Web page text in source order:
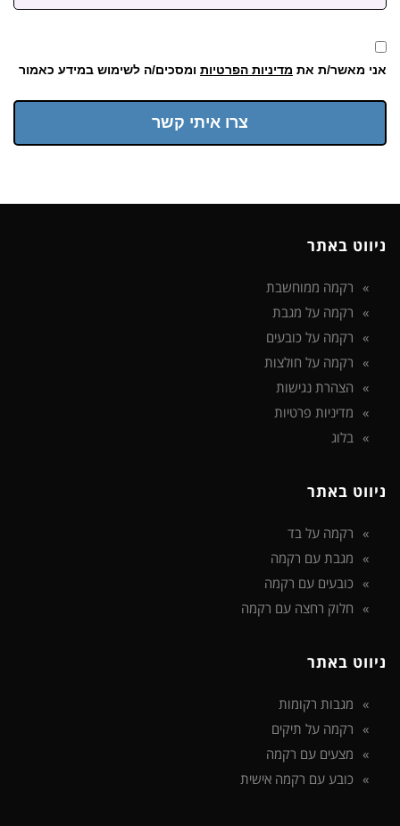
אני מאשר/ת את מדיניות הפרטיות ומסכים/ה לשימוש במידע כאמור
צרו איתי קשר
ניווט באתר
רקמה ממוחשבת
רקמה על מגבת
רקמה על כובעים
רקמה על חולצות
הצהרת נגישות
מדיניות פרטיות
בלוג
ניווט באתר
רקמה על בד
מגבת עם רקמה
כובעים עם רקמה
חלוק רחצה עם רקמה
ניווט באתר
מגבות רקומות
רקמה על תיקים
מצעים עם רקמה
כובע עם רקמה אישית